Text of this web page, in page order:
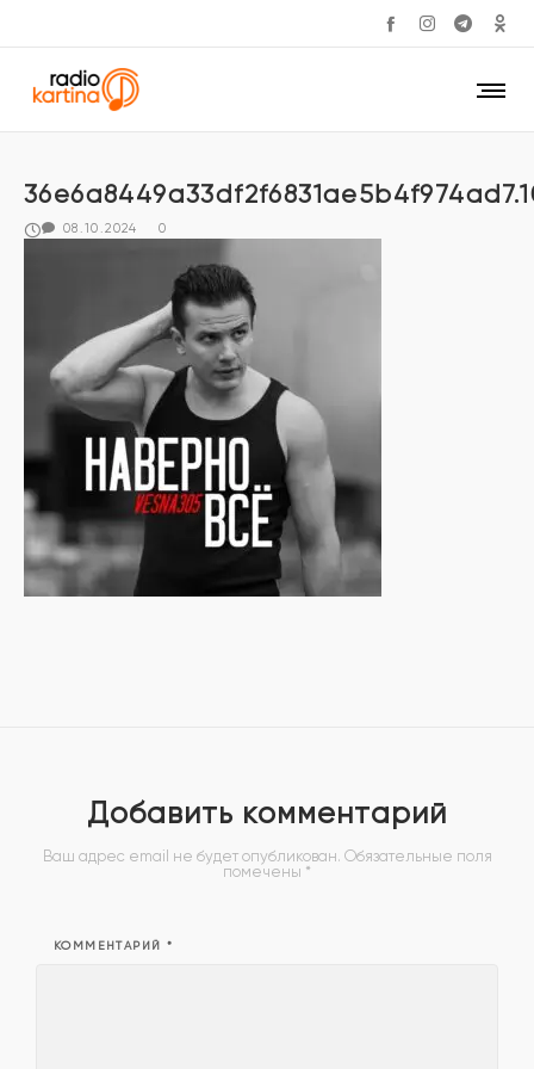
08.10.2024 0
Добавить комментарий
Ваш адрес email не будет опубликован. Обязательные поля
помечены *
КОММЕНТАРИЙ *